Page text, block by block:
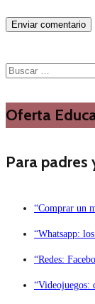
Buscar:
Oferta
Para padres
“Comprar un
“Whatsapp:
“Redes:
“Videojuegos: